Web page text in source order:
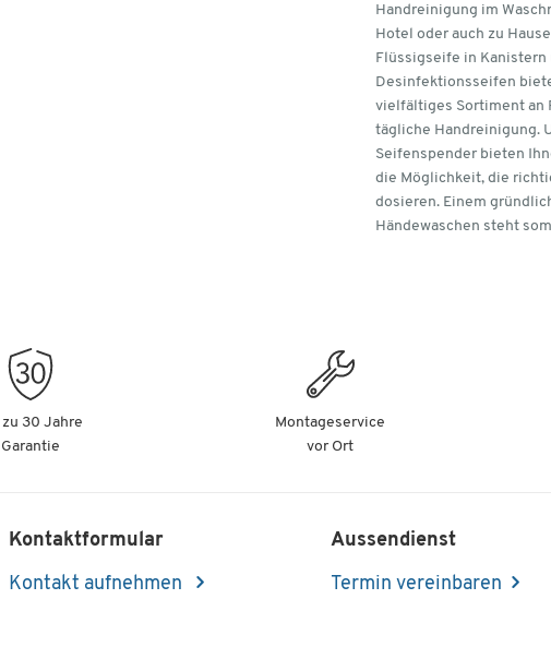
Handreinigung im
Hotel oder auch zu
Flüssigseife in Kanistern
Desinfektionsseifen
vielfältiges Sortiment an
tägliche Handreinigung.
Seifenspender bieten
die Möglichkeit, die
dosieren. Einem
Händewaschen steht
zu 30 Jahre
Garantie
Montageservice
vor Ort
Kontaktformular
Kontakt aufnehmen
Aussendienst
Termin vereinbaren